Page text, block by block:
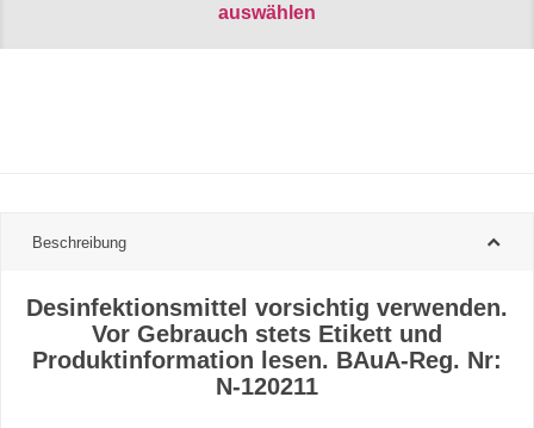
auswählen
Beschreibung
Desinfektionsmittel vorsichtig verwenden.
Vor Gebrauch stets Etikett und
Produktinformation lesen. BAuA-Reg. Nr:
N-120211